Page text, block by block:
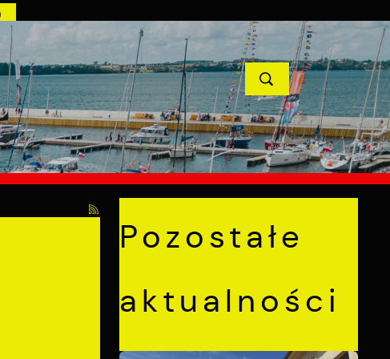
PROJEKTY UNIJNE KONTAKT
ul. Bławatkowej w Pucku POPRZEDNI NASTĘPNY
Pozostałe
aktualności